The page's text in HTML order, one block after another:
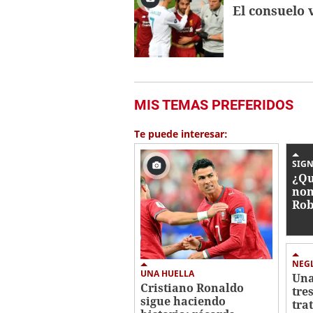
El consuelo
MIS TEMAS PREFERIDOS
Te puede interesar:
UNA HUELLA
Cristiano Ronaldo
sigue haciendo